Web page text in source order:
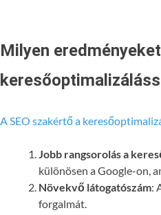
Milyen
A SEO szakértő a
Jobb rangsorolás a
különösen a Google-on,
Növekvő látogatószám:
forgalmát.